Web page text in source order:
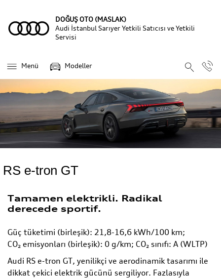
DOĞUŞ OTO (MASLAK)
Audi İstanbul Sarıyer Yetkili Satıcısı ve Yetkili
Servisi
Menü Modeller
RS e-tron GT
Tamamen elektrikli. Radikal
derecede sportif.
Güç tüketimi (birleşik): 21,8-16,6 kWh/100 km;
CO₂ emisyonları (birleşik): 0 g/km; CO₂ sınıfı: A (WLTP)
Audi RS e-tron GT, yenilikçi ve aerodinamik tasarımı ile
dikkat çekici elektrik gücünü sergiliyor. Fazlasıyla